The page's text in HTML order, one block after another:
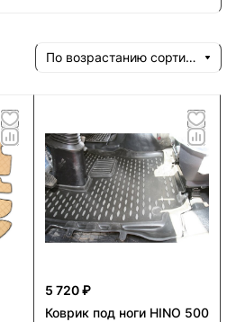
По возрастанию сортировки
5 720 ₽
Коврик под ноги HINO 500